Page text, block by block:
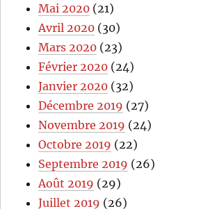
Mai 2020 (21)
Avril 2020 (30)
Mars 2020 (23)
Février 2020 (24)
Janvier 2020 (32)
Décembre 2019 (27)
Novembre 2019 (24)
Octobre 2019 (22)
Septembre 2019 (26)
Août 2019 (29)
Juillet 2019 (26)